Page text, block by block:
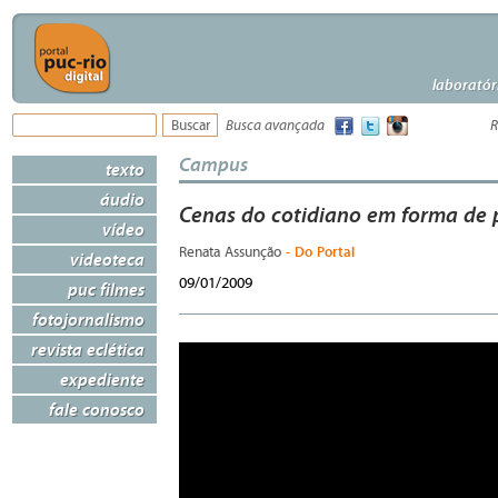
Busca avançada
texto
áudio
vídeo
videoteca
puc filmes
fotojornalismo
revista eclética
expediente
fale conosco
Campus
Cenas do cotidiano em forma de
Renata Assunção - Do Portal
09/01/2009